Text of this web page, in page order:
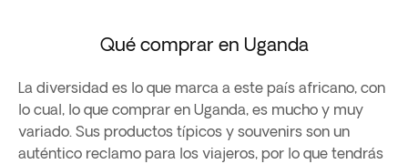
Qué comprar en Uganda
La diversidad es lo que marca a este país africano, con
lo cual, lo que comprar en Uganda, es mucho y muy
variado. Sus productos típicos y souvenirs son un
auténtico reclamo para los viajeros, por lo que tendrás